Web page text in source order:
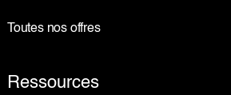
Toutes nos offres
Ressources